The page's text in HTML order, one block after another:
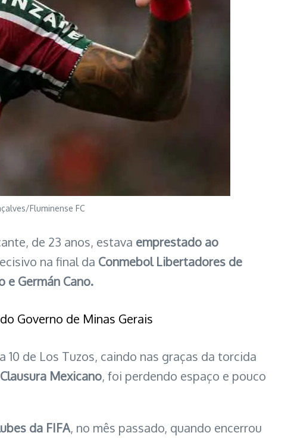
Fluminense FC
de 23 anos, estava emprestado ao
na final da Conmebol Libertadores de
e Germán Cano.
Governo de Minas Gerais
de Los Tuzos, caindo nas graças da torcida
Clausura Mexicano, foi perdendo espaço e pouco
da FIFA, no mês passado, quando encerrou